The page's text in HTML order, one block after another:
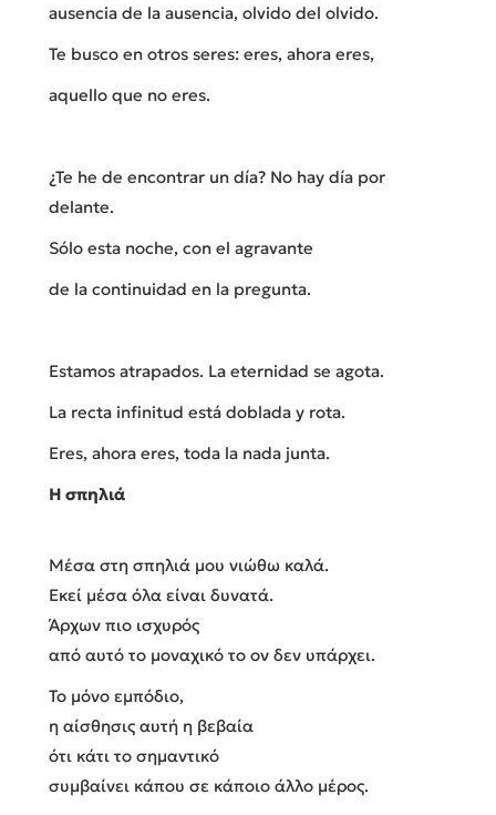
ausencia de la ausencia, olvido del olvido.
Te busco en otros seres: eres, ahora eres,
aquello que no eres.
¿Te he de encontrar un día? No hay día por
delante.
Sólo esta noche, con el agravante
de la continuidad en la pregunta.
Estamos atrapados. La eternidad se agota.
La recta infinitud está doblada y rota.
Eres, ahora eres, toda la nada junta.
Η σπηλιά
Μέσα στη σπηλιά μου νιώθω καλά.
Εκεί μέσα όλα είναι δυνατά.
Άρχων πιο ισχυρός
από αυτό το μοναχικό το ον δεν υπάρχει.
Το μόνο εμπόδιο,
η αίσθησις αυτή η βεβαία
ότι κάτι το σημαντικό
συμβαίνει κάπου σε κάποιο άλλο μέρος.